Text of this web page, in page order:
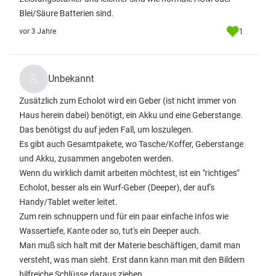
Blei/Säure Batterien sind.
vor 3 Jahre 1
Unbekannt
Zusätzlich zum Echolot wird ein Geber (ist nicht immer von
Haus herein dabei) benötigt, ein Akku und eine Geberstange.
Das benötigst du auf jeden Fall, um loszulegen.
Es gibt auch Gesamtpakete, wo Tasche/Koffer, Geberstange
und Akku, zusammen angeboten werden.
Wenn du wirklich damit arbeiten möchtest, ist ein "richtiges"
Echolot, besser als ein Wurf-Geber (Deeper), der auf's
Handy/Tablet weiter leitet.
Zum rein schnuppern und für ein paar einfache Infos wie
Wassertiefe, Kante oder so, tut's ein Deeper auch.
Man muß sich halt mit der Materie beschäftigen, damit man
versteht, was man sieht. Erst dann kann man mit den Bildern